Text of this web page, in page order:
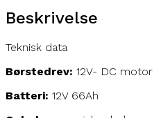
Beskrivelse
Teknisk data
Børstedrev: 12V- DC motor
Batteri: 12V 66Ah